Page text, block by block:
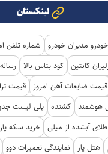
لینکستان
مدیران خودرو
شماره تلفن
کانتین کود پتاس بالا
قیمت ضایعات آهن امروز
قیمت
هوشمند کشنده پلی لیست
آبشده از میلی خرید سکه
هتل یار نمایندگی تعمیرات دوو